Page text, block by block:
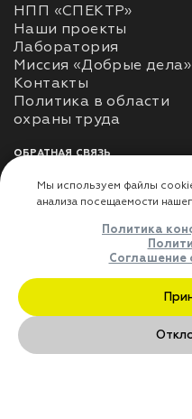
НПП «СПЕКТР»
Наши проекты
Лаборатория
Миссия «Добрые дела»
Контакты
Политика в области
ОБРАТНАЯ СВЯЗЬ
Использование
использования личных
Оферта
ДЛЯ ПАРТНЁРОВ
Преимущества